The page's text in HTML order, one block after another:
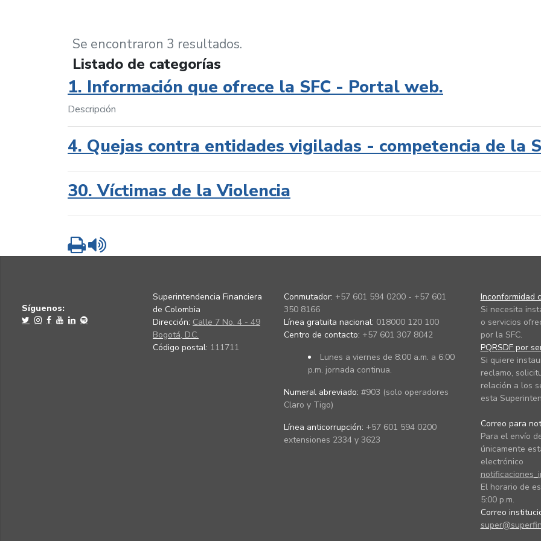
Se encontraron 3 resultados.
Listado de categorías
1. Información que ofrece la SFC - Portal web.
Descripción
4. Quejas contra entidades vigiladas - competencia de la
30. Víctimas de la Violencia
Imprimir
Síguenos:
Superintendencia Financiera
de Colombia
Dirección: Calle 7 No. 4 - 49
Bogotá, D.C.
Código postal: 111711
Conmutador: +57 601 594 0200 - +57 601
350 8166
Línea gratuita nacional: 018000 120 100
Centro de contacto: +57 601 307 8042
Lunes a viernes de 8:00 a.m. a 6:00
p.m. jornada continua.
Numeral abreviado: #903 (solo operadores
Claro y Tigo)
Línea anticorrupción: +57 601 594 0200
extensiones 2334 y 3623
Inconformidad
Si necesita
o servicios
por la SFC.
PQRSDF por
Si quiere
reclamo,
relación a los
esta
Correo para
Para el envío
únicamente
electrónico
El horario de
5:00 p.m.
Correo